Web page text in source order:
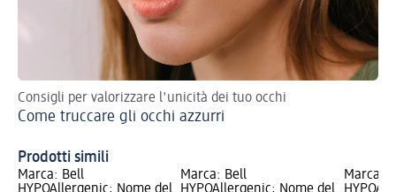
Consigli per valorizzare l'unicità dei tuo occhi
Come truccare gli occhi azzurri
Prodotti simili
Marca: Bell
Marca: Bell
Marca: